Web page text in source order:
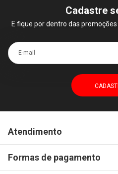
Cadastre
E fique por dentro das
E-mail
Atendimento
Formas de pagamento